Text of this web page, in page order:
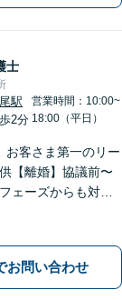
】【休日・夜間相
士
駅
2分
営業時間：10:00~
18:00（平日）
お客さま第一のリー
【離婚】協議前〜
ェーズからも対
に精通し、適切な
します【夜間・休
お問い合わせ